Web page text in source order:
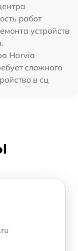
работ
устройств
Harvia
сложного
в сц